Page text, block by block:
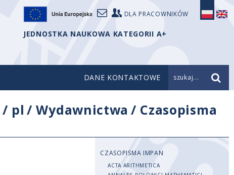
DLA PRACOWNIKÓW
JEDNOSTKA NAUKOWA KATEGORII A+
DANE KONTAKTOWE szukaj...
/ pl /Wydawnictwa / Czasopisma
CZASOPISMA IMPAN
ACTA ARITHMETICA